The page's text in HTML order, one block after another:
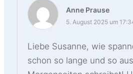
Anne Prause
5. August 2025 um
Liebe Susanne, wie
schon so lange und so